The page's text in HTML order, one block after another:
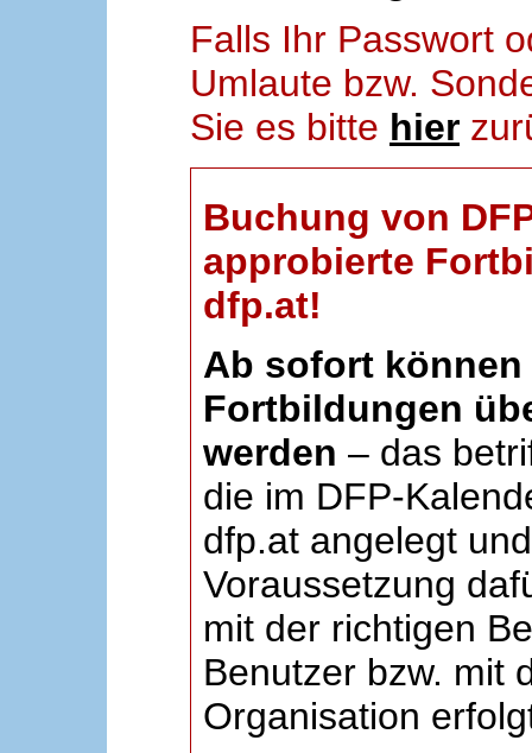
Falls Ihr Passwort
Umlaute bzw.
Sie es bitte hier
Buchung von
approbierte
dfp.at!
Ab sofort können
Fortbildungen
werden – das
die im DFP-
dfp.at angelegt
Voraussetzung
mit der richtigen
Benutzer bzw. mit
Organisation